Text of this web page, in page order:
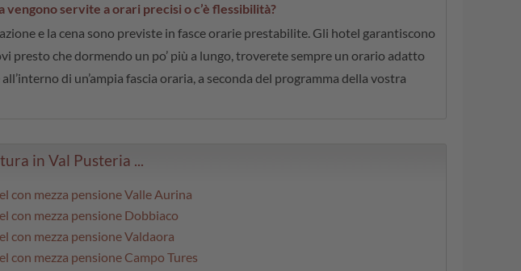
servite a orari precisi o c’è flessibilità?
e la cena sono previste in fasce orarie prestabilite. Gli hotel garantiscono
che dormendo un po’ più a lungo, troverete sempre un orario adatto
di un’ampia fascia oraria, a seconda del programma della vostra
in Val Pusteria ...
con mezza pensione Valle Aurina
con mezza pensione Dobbiaco
con mezza pensione Valdaora
con mezza pensione Campo Tures